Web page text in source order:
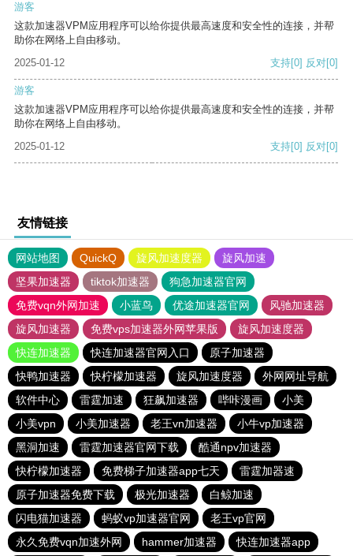
游客
这款加速器VPM应用程序可以给你提供最高速度和安全性的连接，并帮
助你在网络上自由移动。
2025-01-12
支持[0] 反对[0]
游客
这款加速器VPM应用程序可以给你提供最高速度和安全性的连接，并帮
助你在网络上自由移动。
2025-01-12
支持[0] 反对[0]
友情链接
网站地图 QuickQ 旋风加速度器
旋风加速
坚果加速器
tiktok加速器
狗急加速器官网
免费vqn外网加速
小蓝鸟 优途加速器官网
风驰加速器
旋风加速器
免费vps加速器外网苹果版
旋风加速度器
快连加速器
快连加速器官网入口
原子加速器
快鸭加速器
快柠檬加速器 旋风加速度器
外网网址导航
软件中心
雷霆加速 狂飙加速器 哔咔漫画
小美
小美vpn
小美加速器 老王vn加速器
小牛vp加速器
黑洞加速
雷霆加速器官网下载
酷通npv加速器
快柠檬加速器
免费梯子加速器app七天
雷霆加器速
原子加速器免费下载
极光加速器
白鲸加速
闪电猫加速器
蚂蚁vp加速器官网
老王vp官网
永久免费vqn加速外网
hammer加速器 快连加速器app